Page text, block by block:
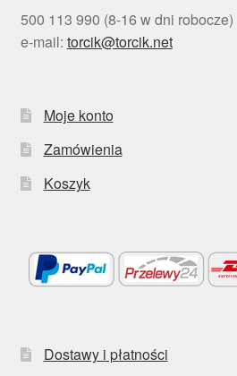
500 113 990 (8-16 w dni robocze)
e-mail: torcik@torcik.net
Moje konto
Zamówienia
Koszyk
Dostawy i płatności